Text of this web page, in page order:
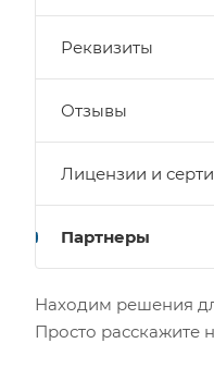
Реквизиты
Отзывы
Лицензии и
Партнеры
Находим решения
Просто расскажите